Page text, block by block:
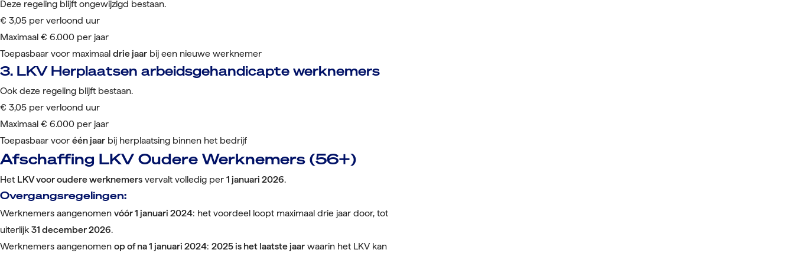
Deze regeling blijft ongewijzigd bestaan.
€ 3,05 per verloond uur
Maximaal € 6.000 per jaar
Toepasbaar voor maximaal drie jaar bij een nieuwe werknemer
3. LKV Herplaatsen arbeidsgehandicapte werknemers
Ook deze regeling blijft bestaan.
€ 3,05 per verloond uur
Maximaal € 6.000 per jaar
Toepasbaar voor één jaar bij herplaatsing binnen het bedrijf
Afschaffing LKV Oudere Werknemers (56+)
Het LKV voor oudere werknemers vervalt volledig per 1 januari 2026.
Overgangsregelingen:
Werknemers aangenomen vóór 1 januari 2024: het voordeel loopt maximaal drie jaar door, tot
uiterlijk 31 december 2026.
Werknemers aangenomen op of na 1 januari 2024: 2025 is het laatste jaar waarin het LKV kan